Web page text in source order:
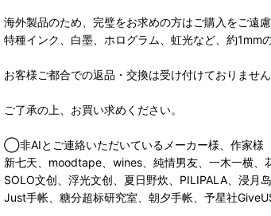
海外製品のため、完璧をお求めの方はご購入をご遠慮
特種インク、白墨、ホログラム、虹光など、約1mm
お客様ご都合での返品・交換は受け付けておりません
ご了承の上、お買い求めください。
◯非AIとご連絡いただいているメーカー様、作家様
新七天、moodtape、wines、純情男友、一木一横
SOLO文创、浮光文创、夏日野炊、PILIPALA、浸月
Just手帐、糖分超标研究室、朝夕手帐、予星社